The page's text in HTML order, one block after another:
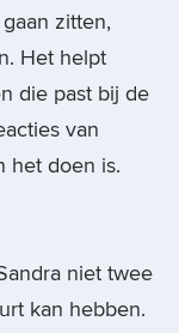
zitten,
Het helpt
die past bij de
van
het doen is.
niet twee
kan hebben.